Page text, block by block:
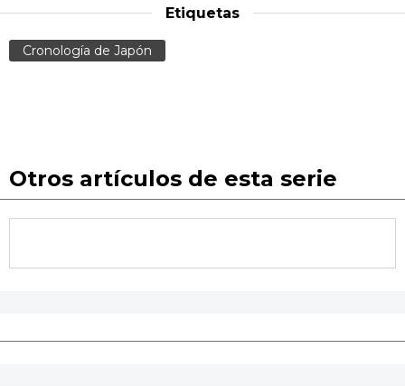
Etiquetas
Cronología de Japón
Otros artículos de esta serie